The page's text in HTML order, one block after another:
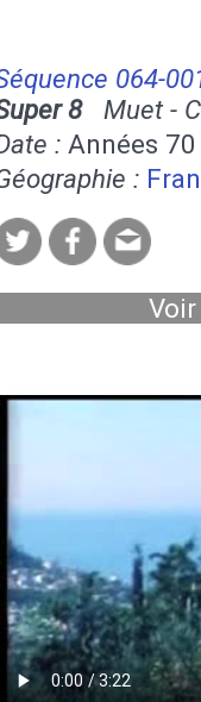
064-
8Muet -
: Années 70
: